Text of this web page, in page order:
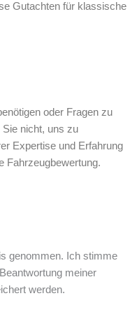
Gutachten für klassische
oder Fragen zu
Sie nicht, uns zu
Expertise und Erfahrung
Fahrzeugbewertung.
genommen. Ich stimme
meiner
werden.